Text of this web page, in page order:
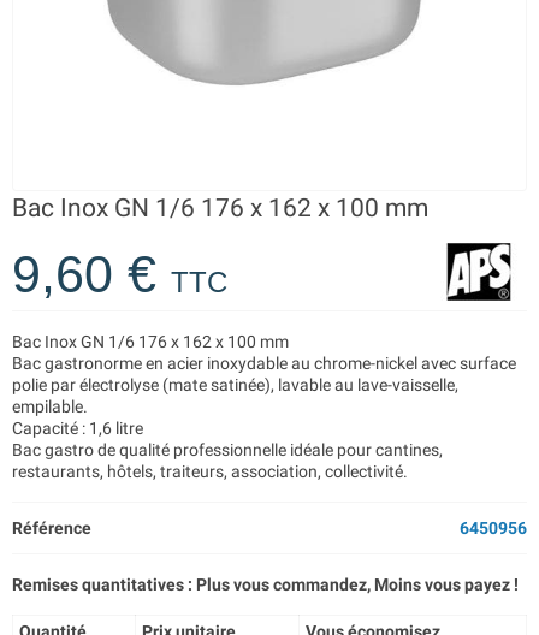
Bac Inox GN 1/6 176 x 162 x 100 mm
9,60 € TTC
Bac Inox GN 1/6 176 x 162 x 100 mm
Bac gastronorme en acier inoxydable au chrome-nickel avec surface
polie par électrolyse (mate satinée), lavable au lave-vaisselle,
empilable.
Capacité : 1,6 litre
Bac gastro de qualité professionnelle idéale pour cantines,
restaurants, hôtels, traiteurs, association, collectivité.
Référence 6450956
Remises quantitatives : Plus vous commandez, Moins vous payez !